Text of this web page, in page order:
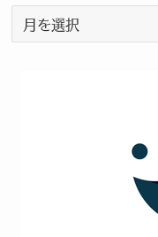
リ
ー
ー